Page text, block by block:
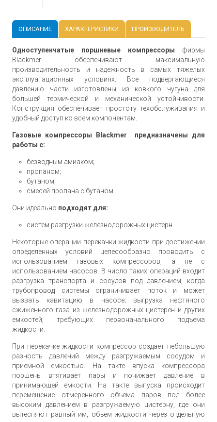
ОПИСАНИЕ ХАРАКТЕРИСТИКИ ПРОИЗВОДИТЕЛЬ
Одноступенчатые поршневые компрессоры фирмы
Blackmer обеспечивают максимальную
производительность и надежность в самых тяжелых
эксплуатационных условиях. Все подвергающиеся
давлению части изготовлены из ковкого чугуна для
большей термической и механической устойчивости.
Конструкция обеспечивает простоту техобслуживания и
удобный доступ ко всем компонентам.
Газовые компрессоры Blackmer предназначены для
работы с:
безводным амиаком;
пропаном;
бутаном;
смесей пропана с бутаном
Они идеально подходят для:
систем разгрузки железнодорожных цистерн
Некоторые операции перекачки жидкости при достижении
определенных условий целесообразно проводить с
использованием газовых компрессоров, а не с
использованием насосов. В число таких операций входит
разгрузка транспорта и сосудов под давлением, когда
трубопровод системы ограничивает поток и может
вызвать кавитацию в насосе; выгрузка нефтяного
сжиженного газа из железнодорожных цистерен и других
емкостей, требующих первоначального подъема
жидкости.
При перекачке жидкости компрессор создает небольшую
разность давлений между разгружаемым сосудом и
приемной емкостью. На такте впуска компрессора
поршень втягивает пары и понижает давление в
принимающей емкости. На такте выпуска происходит
перемещение отмеренного объема паров под более
высоким давлением в разгружаемую цистерну, где они
вытесняют равный им, объем жидкости через отдельную